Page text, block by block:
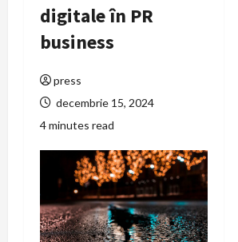
digitale în PR
business
press
decembrie 15, 2024
4 minutes read